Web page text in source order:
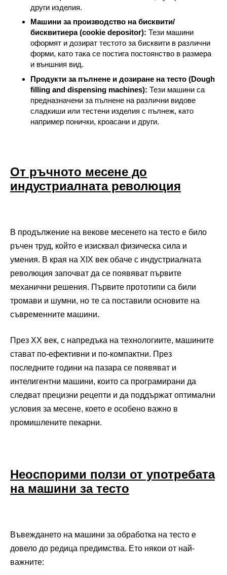
други изделия.
Машини за производство на бисквити/
бисквитиера (cookie depositor): Тези машини
оформят и дозират тестото за бисквити в различни
форми, като така се постига постоянство в размера
и външния вид.
Продукти за пълнене и дозиране на тесто (Dough
filling and dispensing machines): Тези машини са
предназначени за пълнене на различни видове
сладкиши или тестени изделия с пълнеж, като
например понички, кроасани и други.
От ръчното месене до
индустриалната революция
В продължение на векове месенето на тесто е било
ръчен труд, който е изисквал физическа сила и
умения. В края на XIX век обаче с индустриалната
революция започват да се появяват първите
механични решения. Първите прототипи са били
тромави и шумни, но те са поставили основите на
съвременните машини.
През XX век, с напредъка на технологиите, машините
стават по-ефективни и по-компактни. През
последните години на пазара се появяват и
интелигентни машини, които са програмирани да
следват прецизни рецепти и да поддържат оптимални
условия за месене, което е особено важно в
промишлените пекарни.
Неоспорими ползи от употребата
на машини за тесто
Въвеждането на машини за обработка на тесто е
довело до редица предимства. Ето някои от най-
важните: